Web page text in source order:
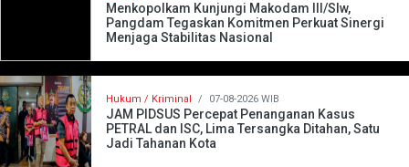
Menkopolkam Kunjungi Makodam III/Slw,
Pangdam Tegaskan Komitmen Perkuat Sinergi
Menjaga Stabilitas Nasional
Hukum / Kriminal / 07-08-2026 WIB
JAM PIDSUS Percepat Penanganan Kasus
PETRAL dan ISC, Lima Tersangka Ditahan, Satu
Jadi Tahanan Kota